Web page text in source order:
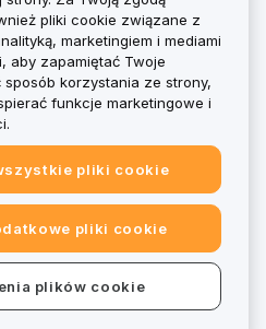
przegląd
wykraczają
pliki cookie związane z
marketingiem i mediami
aby zapamiętać Twoje
korzystania ze strony,
funkcje marketingowe i
pliki cookie
pliki cookie
plików cookie